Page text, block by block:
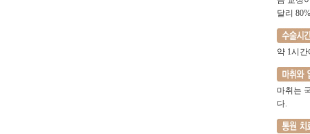
달리
약 1시
마취는
다.